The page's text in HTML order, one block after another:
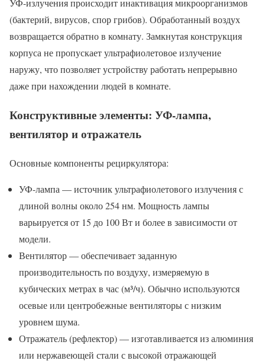
УФ-излучения происходит инактивация микроорганизмов
(бактерий, вирусов, спор грибов). Обработанный воздух
возвращается обратно в комнату. Замкнутая конструкция
корпуса не пропускает ультрафиолетовое излучение
наружу, что позволяет устройству работать непрерывно
даже при нахождении людей в комнате.
Конструктивные элементы: УФ-лампа,
вентилятор и отражатель
Основные компоненты рециркулятора:
УФ-лампа — источник ультрафиолетового излучения с
длиной волны около 254 нм. Мощность лампы
варьируется от 15 до 100 Вт и более в зависимости от
модели.
Вентилятор — обеспечивает заданную
производительность по воздуху, измеряемую в
кубических метрах в час (м³/ч). Обычно используются
осевые или центробежные вентиляторы с низким
уровнем шума.
Отражатель (рефлектор) — изготавливается из алюминия
или нержавеющей стали с высокой отражающей